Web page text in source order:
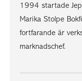
1994 startade
Marika Stolpe
fortfarande är
marknadschef.